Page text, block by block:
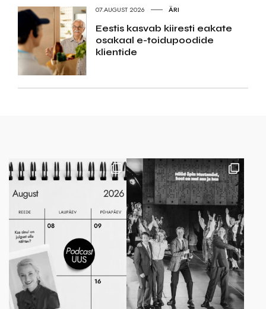
07.AUGUST 2026 ÄRI
Eestis kasvab kiiresti eakate
osakaal e-toidupoodide
klientide